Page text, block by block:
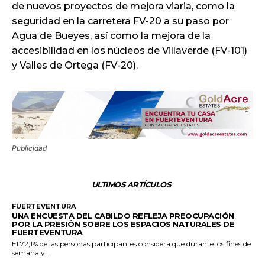
de nuevos proyectos de mejora viaria, como la
seguridad en la carretera FV-20 a su paso por
Agua de Bueyes, así como la mejora de la
accesibilidad en los núcleos de Villaverde (FV-101)
y Valles de Ortega (FV-20).
Publicidad
ULTIMOS ARTÍCULOS
FUERTEVENTURA
UNA ENCUESTA DEL CABILDO REFLEJA PREOCUPACIÓN
POR LA PRESIÓN SOBRE LOS ESPACIOS NATURALES DE
FUERTEVENTURA
El 72,1% de las personas participantes considera que durante los fines de
semana y...